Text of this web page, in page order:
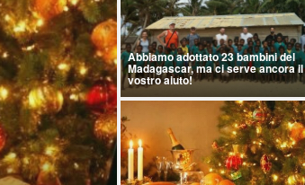
Abbiamo adottato 23 bambini del
Madagascar, ma ci serve ancora il
vostro aiuto!